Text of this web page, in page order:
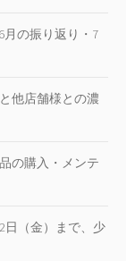
月の振り返り・7
他店舗様との濃
の購入・メンテ
（金）まで、少